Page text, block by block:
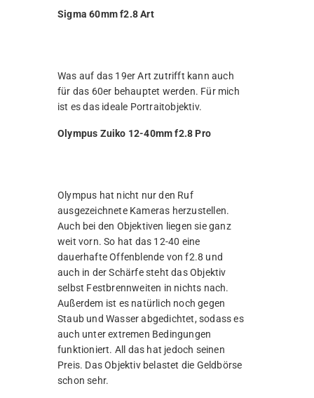
Sigma 60mm f2.8 Art
Was auf das 19er Art zutrifft kann auch
für das 60er behauptet werden. Für mich
ist es das ideale Portraitobjektiv.
Olympus Zuiko 12-40mm f2.8 Pro
Olympus hat nicht nur den Ruf
ausgezeichnete Kameras herzustellen.
Auch bei den Objektiven liegen sie ganz
weit vorn. So hat das 12-40 eine
dauerhafte Offenblende von f2.8 und
auch in der Schärfe steht das Objektiv
selbst Festbrennweiten in nichts nach.
Außerdem ist es natürlich noch gegen
Staub und Wasser abgedichtet, sodass es
auch unter extremen Bedingungen
funktioniert. All das hat jedoch seinen
Preis. Das Objektiv belastet die Geldbörse
schon sehr.